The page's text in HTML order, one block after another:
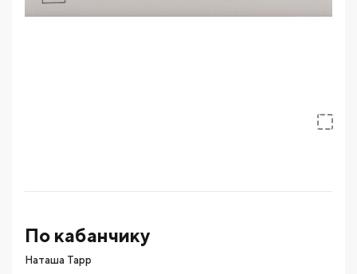
По кабанчику
Наташа Тарр